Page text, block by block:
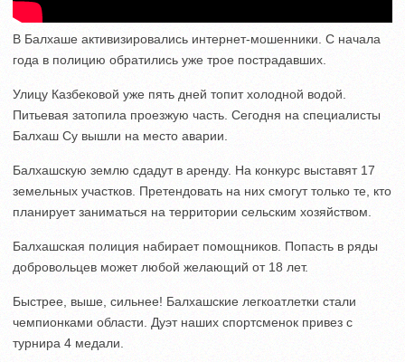
В Балхаше активизировались интернет-мошенники. С начала
года в полицию обратились уже трое пострадавших.
Улицу Казбековой уже пять дней топит холодной водой.
Питьевая затопила проезжую часть. Сегодня на специалисты
Балхаш Су вышли на место аварии.
Балхашскую землю сдадут в аренду. На конкурс выставят 17
земельных участков. Претендовать на них смогут только те, кто
планирует заниматься на территории сельским хозяйством.
Балхашская полиция набирает помощников. Попасть в ряды
добровольцев может любой желающий от 18 лет.
Быстрее, выше, сильнее! Балхашские легкоатлетки стали
чемпионками области. Дуэт наших спортсменок привез с
турнира 4 медали.